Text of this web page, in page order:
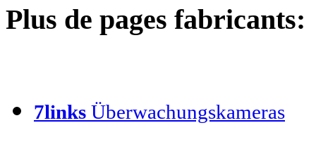
Plus de pages fabricants:
7links Überwachungskameras